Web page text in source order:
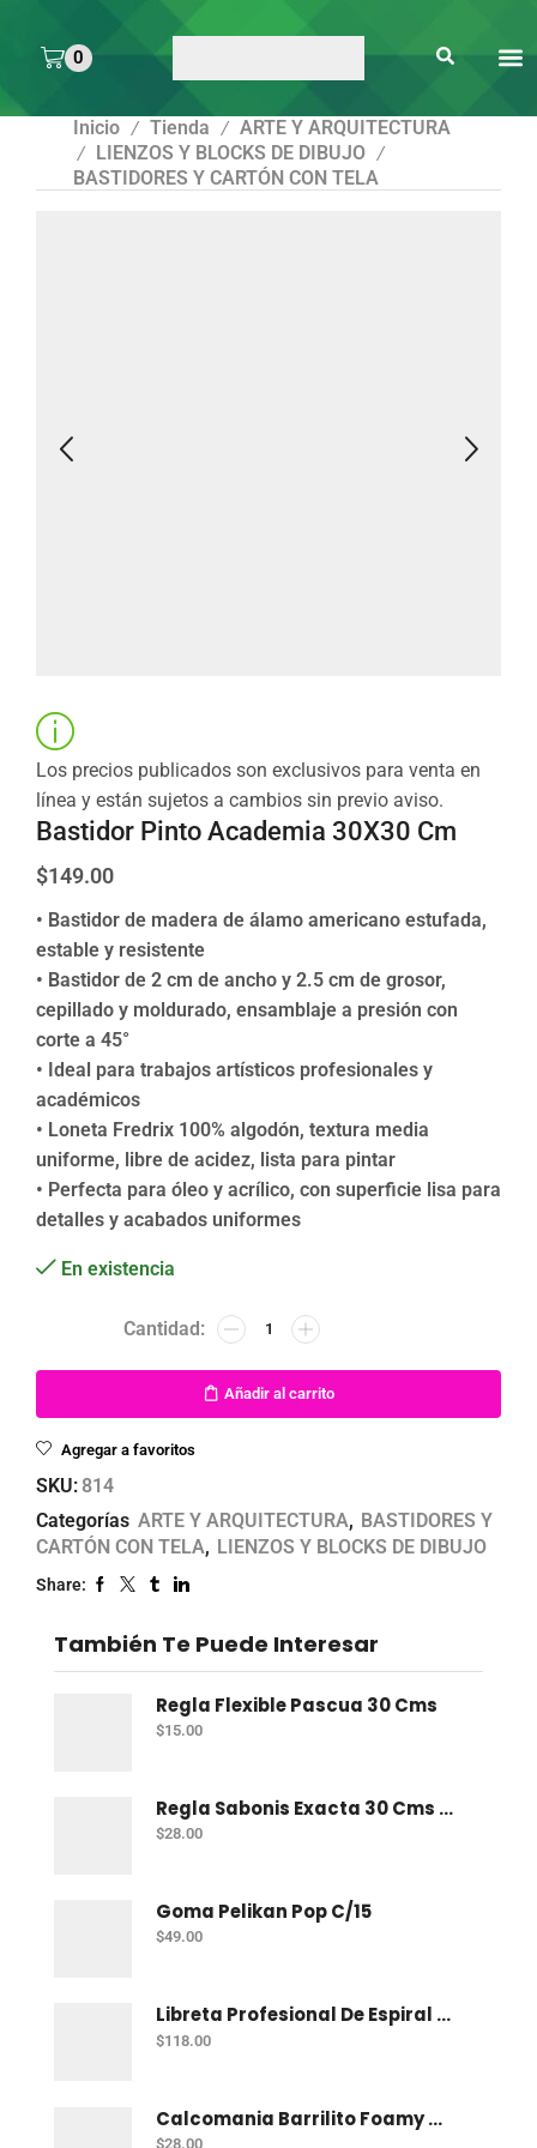
0
Inicio / Tienda / ARTE Y ARQUITECTURA
/ LIENZOS Y BLOCKS DE DIBUJO /
BASTIDORES Y CARTÓN CON TELA
Los precios publicados son exclusivos para venta en
línea y están sujetos a cambios sin previo aviso.
Bastidor Pinto Academia 30X30 Cm
$149.00
• Bastidor de madera de álamo americano estufada,
estable y resistente
• Bastidor de 2 cm de ancho y 2.5 cm de grosor,
cepillado y moldurado, ensamblaje a presión con
corte a 45°
• Ideal para trabajos artísticos profesionales y
académicos
• Loneta Fredrix 100% algodón, textura media
uniforme, libre de acidez, lista para pintar
• Perfecta para óleo y acrílico, con superficie lisa para
detalles y acabados uniformes
En existencia
Añadir al carrito
Agregar a favoritos
SKU: 814
Categorías ARTE Y ARQUITECTURA, BASTIDORES Y
CARTÓN CON TELA, LIENZOS Y BLOCKS DE DIBUJO
Share:
También Te Puede Interesar
Regla Flexible Pascua 30 Cms
$15.00
Regla Sabonis Exacta 30 Cms Profesional
$28.00
Goma Pelikan Pop C/15
$49.00
Libreta Profesional De Espiral Norma Uno 200 H C-7
$118.00
Calcomania Barrilito Foamy Mar
$28.00